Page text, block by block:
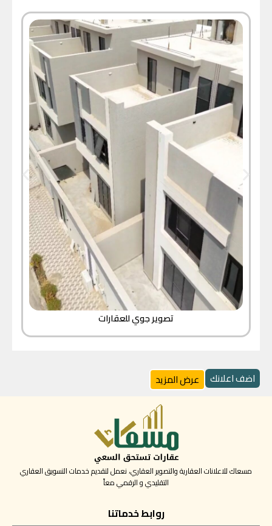
تصوير جوي للعقارات
اضف اعلانك عرض المزيد
مسعاك للاعلانات العقارية والتصوير العقاري، نعمل لتقديم خدمات التسويق العقاري
التقليدي و الرقمي معاً
روابط خدماتنا